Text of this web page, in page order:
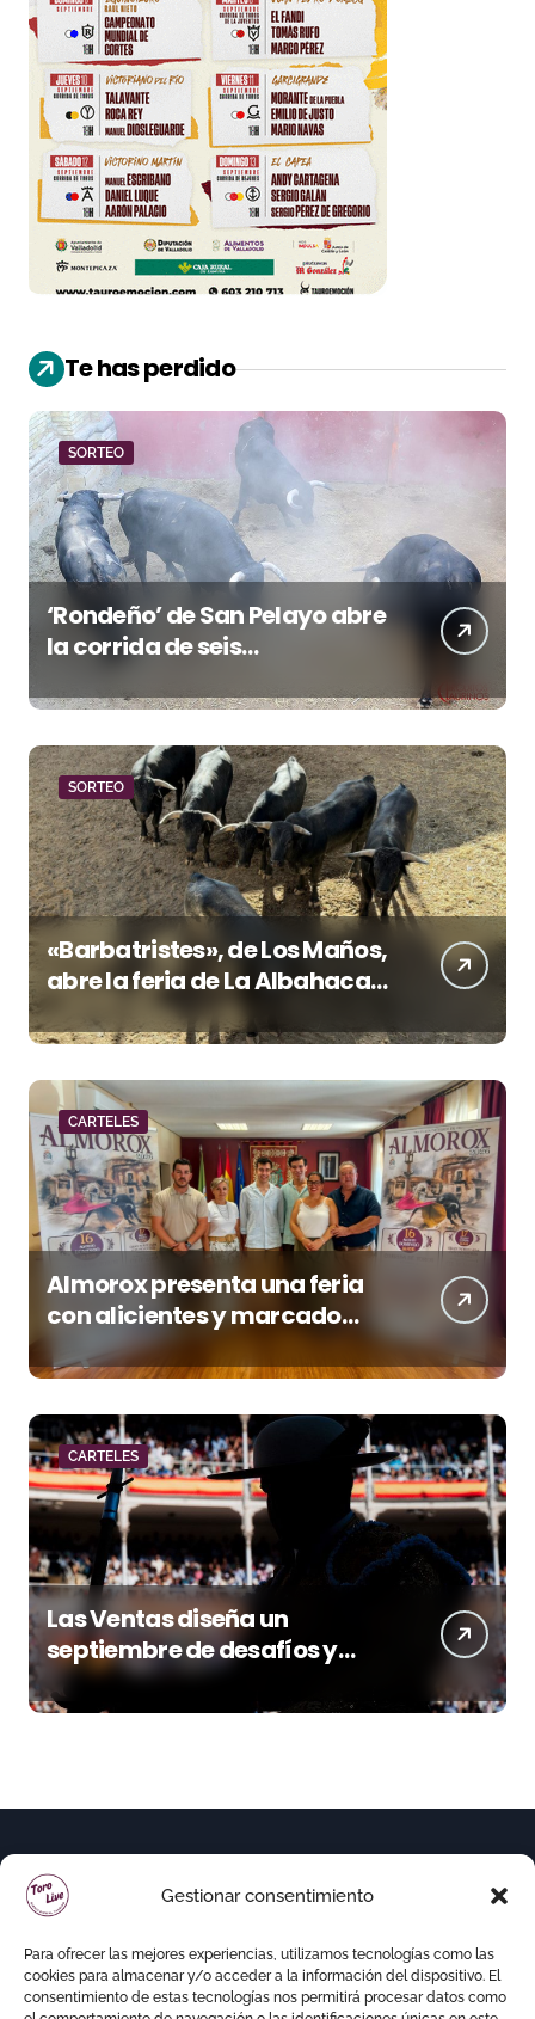
Gestionar consentimiento
Para ofrecer las mejores experiencias, utilizamos tecnologías como las
cookies para almacenar y/o acceder a la información del dispositivo. El
consentimiento de estas tecnologías nos permitirá procesar datos como
Te has perdido
SORTEO
‘Rondeño’ de San Pelayo abre
la corrida de seis
Santa María esta noche
SORTEO
«Barbatristes», de Los Maños,
abre la feria de La Albahaca
de Huesca
CARTELES
Almorox presenta una feria
con alicientes y marcado
acento torista
CARTELES
Las Ventas diseña un
septiembre de desafíos y
variedad ganadera